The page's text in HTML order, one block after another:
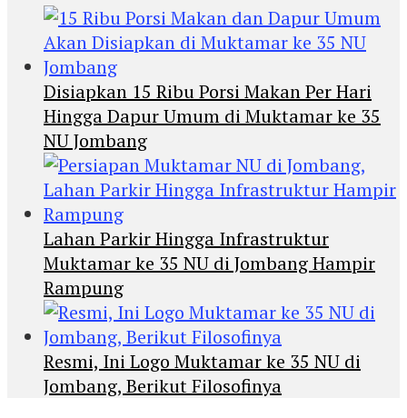
Disiapkan 15 Ribu Porsi Makan Per Hari
Hingga Dapur Umum di Muktamar ke 35
NU Jombang
Lahan Parkir Hingga Infrastruktur
Muktamar ke 35 NU di Jombang Hampir
Rampung
Resmi, Ini Logo Muktamar ke 35 NU di
Jombang, Berikut Filosofinya